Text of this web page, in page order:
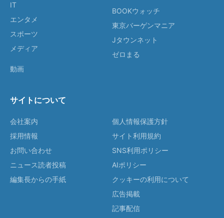
IT
エンタメ
スポーツ
メディア
動画
BOOKウォッチ
東京バーゲンマニア
Jタウンネット
ゼロまる
サイトについて
会社案内
採用情報
お問い合わせ
ニュース読者投稿
編集長からの手紙
個人情報保護方針
サイト利用規約
SNS利用ポリシー
AIポリシー
クッキーの利用について
広告掲載
記事配信